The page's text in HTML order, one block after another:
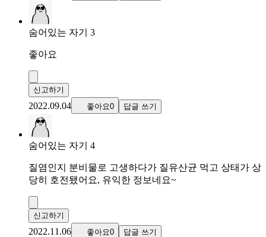
숨어있는 자기 3
좋아요
신고하기
2022.09.04 좋아요0 답글 쓰기
숨어있는 자기 4
질염인지 분비물로 고생하다가 질유산균 먹고 상태가 상
당히 호전됐어요, 유익한 정보네요~
신고하기
2022.11.06 좋아요0 답글 쓰기